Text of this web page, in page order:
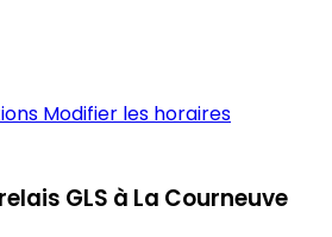
Modifier les horaires
GLS à La Courneuve